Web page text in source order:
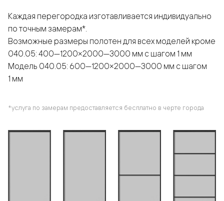
Каждая перегородка изготавливается индивидуально
по точным замерам*.
Возможные размеры полотен для всех моделей кроме
040.05: 400—1200×2000—3000 мм с шагом 1 мм
Модель 040.05: 600—1200×2000—3000 мм с шагом
1 мм
*услуга по замерам предоставляется бесплатно в черте города